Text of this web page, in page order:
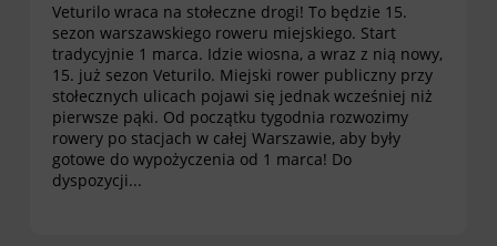
Veturilo wraca na stołeczne drogi! To będzie 15.
sezon warszawskiego roweru miejskiego. Start
tradycyjnie 1 marca. Idzie wiosna, a wraz z nią nowy,
15. już sezon Veturilo. Miejski rower publiczny przy
stołecznych ulicach pojawi się jednak wcześniej niż
pierwsze pąki. Od początku tygodnia rozwozimy
rowery po stacjach w całej Warszawie, aby były
gotowe do wypożyczenia od 1 marca! Do
dyspozycji...